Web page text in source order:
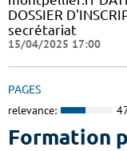
DOSSIER
secrétariat
15/04/2025 17:00
PAGES
relevance:
Formation